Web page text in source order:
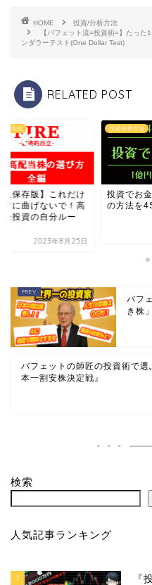
HOME
投資/分析方法
【バフェット流=投資術=】たっ
ンダラーテスト(One Dollar Test)
RELATED POST
析方法
久保存版】これだけ
対に曲げないで！高
株投資の自分ルー
2023年8月25日
投資/分析方法
投資でお
の方法を
バフ
き株
バフェットの師匠の投資術で選
本一割安株決定戦』
検索
人気記事ランキング
1
『